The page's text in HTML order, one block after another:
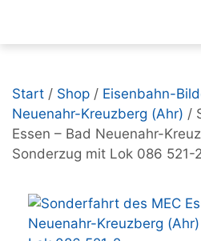
Start / Shop / Eisenbahn-
Neuenahr-Kreuzberg (Ahr) /
Essen – Bad Neuenahr-
Sonderzug mit Lok 086 521-2